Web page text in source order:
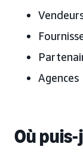
Agences
Où